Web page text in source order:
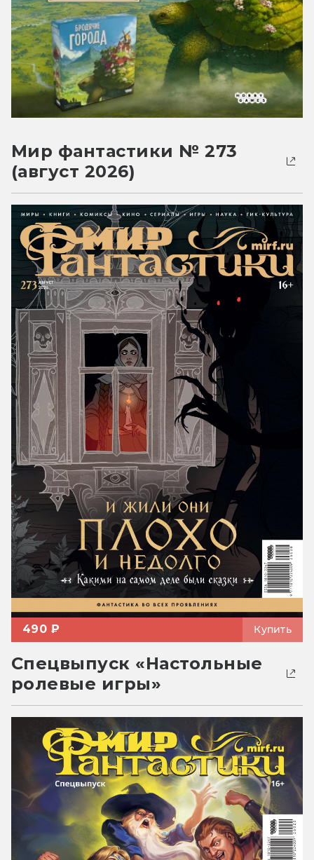
Мир фантастики № 273
(август 2026)
490 ₽ Купить
Спецвыпуск «Настольные
ролевые игры»